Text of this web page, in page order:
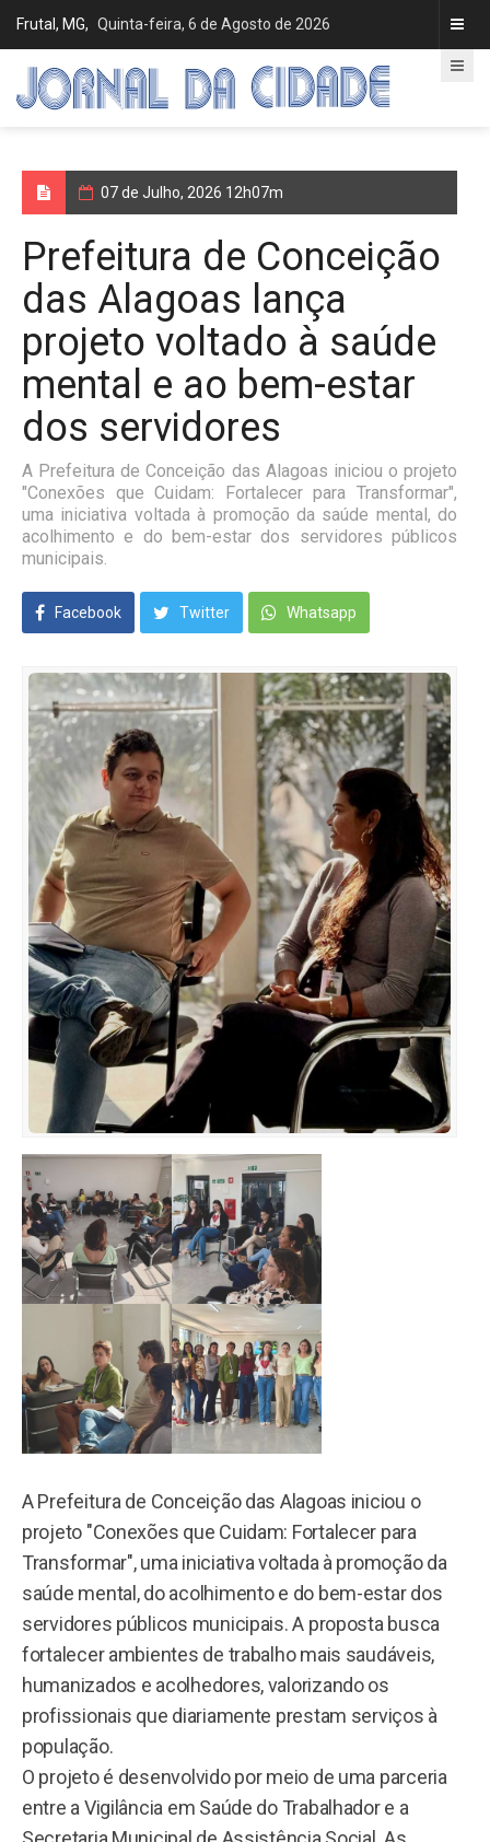
Frutal, MG, Quinta-feira, 6 de Agosto de 2026
07 de Julho, 2026 12h07m
Prefeitura de Conceição
das Alagoas lança
projeto voltado à saúde
mental e ao bem-estar
dos servidores
A Prefeitura de Conceição das Alagoas iniciou o projeto
"Conexões que Cuidam: Fortalecer para Transformar",
uma iniciativa voltada à promoção da saúde mental, do
acolhimento e do bem-estar dos servidores públicos
municipais.
Facebook Twitter Whatsapp
A Prefeitura de Conceição das Alagoas iniciou o
projeto "Conexões que Cuidam: Fortalecer para
Transformar", uma iniciativa voltada à promoção da
saúde mental, do acolhimento e do bem-estar dos
servidores públicos municipais. A proposta busca
fortalecer ambientes de trabalho mais saudáveis,
humanizados e acolhedores, valorizando os
profissionais que diariamente prestam serviços à
população.
O projeto é desenvolvido por meio de uma parceria
entre a Vigilância em Saúde do Trabalhador e a